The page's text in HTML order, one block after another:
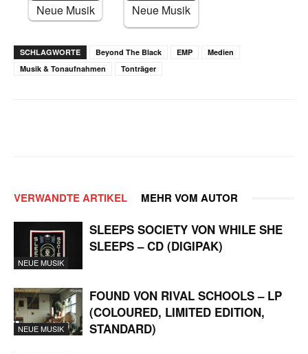
Neue Musik Neue Musik
SCHLAGWORTE Beyond The Black EMP
Medien
Musik & Tonaufnahmen
Tonträger
VERWANDTE ARTIKEL MEHR VOM AUTOR
NEUE MUSIK
SLEEPS SOCIETY VON WHILE SHE
SLEEPS – CD (DIGIPAK)
NEUE MUSIK
FOUND VON RIVAL SCHOOLS – LP
(COLOURED, LIMITED EDITION,
STANDARD)